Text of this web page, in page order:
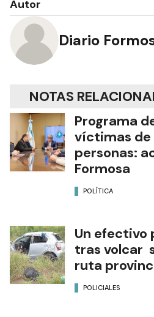
Autor
Diario
NOTAS
Programa
víctimas
personas:
Formosa
POLÍTICA
Un efectivo
tras volcar
ruta
POLICIALES